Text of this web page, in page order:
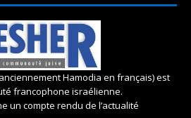
Hamodia en français) est
francophone israélienne.
un compte rendu de l’actualité